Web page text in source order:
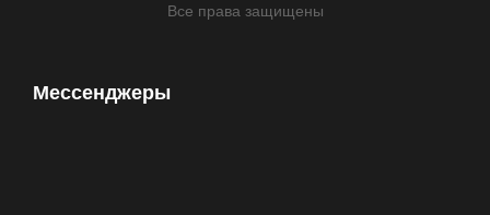
Все права защищены
Мессенджеры